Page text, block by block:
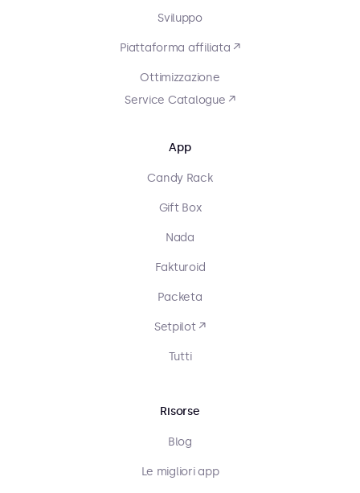
Sviluppo
Piattaforma affiliata ↗
Ottimizzazione
Service Catalogue ↗
App
Candy Rack
Gift Box
Nada
Fakturoid
Packeta
Setpilot ↗
Tutti
Risorse
Blog
Le migliori app